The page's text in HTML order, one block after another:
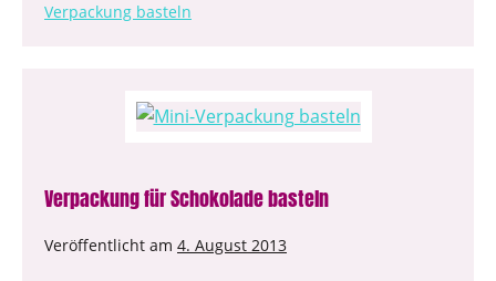
Verpackung basteln
Verpackung für Schokolade basteln
Veröffentlicht am 4. August 2013